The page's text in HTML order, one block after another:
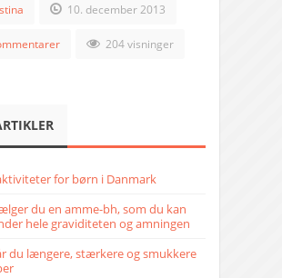
10. december 2013
204 visninger
for børn i Danmark
du en amme-bh, som du kan
hele graviditeten og amningen
du længere, stærkere og smukkere